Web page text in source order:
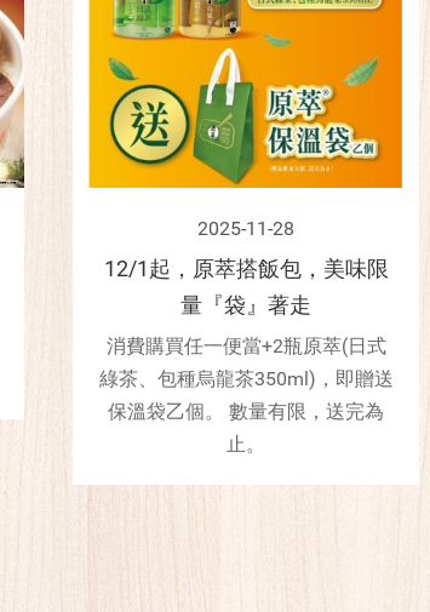
2025-11-28
12/1起，原萃搭飯包，美味限
量『袋』著走
消費購買任一便當+2瓶原萃(日式
綠茶、包種烏龍茶350ml)，即贈送
保溫袋乙個。 數量有限，送完為
止。